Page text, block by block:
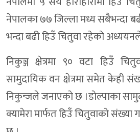
नेपालका ७७ जिल्ला मध्य सबैभन्दा
भन्दा बढी हिउँ चितुवा रहेकाे
निकुञ्ज क्षेत्रमा ९० वटा हिउँ
सामुदायिक वन क्षेत्रमा समेत केही
निकुन्जले जनाएकाे छ ।डाेल्पाका
क्यामेरा मार्फत हिउँ चितुवाकाे